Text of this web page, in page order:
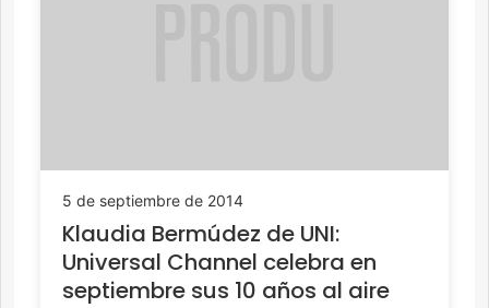
5 de septiembre de 2014
Klaudia Bermúdez de UNI:
Universal Channel celebra en
septiembre sus 10 años al aire